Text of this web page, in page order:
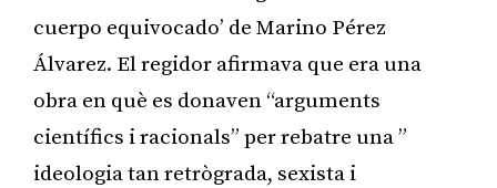
cuerpo equivocado’ de Marino Pérez
Álvarez. El regidor afirmava que era una
obra en què es donaven “arguments
científics i racionals” per rebatre una ”
ideologia tan retrògrada, sexista i